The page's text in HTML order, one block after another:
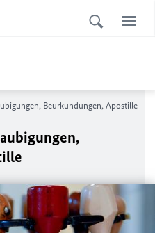
Beurkundungen, Apostille